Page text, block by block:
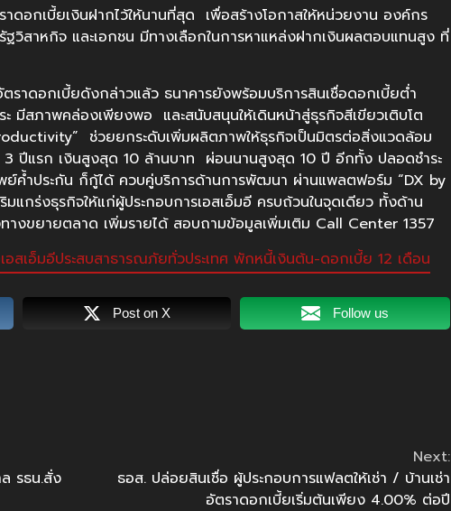
ดอกเบี้ยเงินฝากไว้ให้นานที่สุด เพื่อสร้างโอกาสให้หน่วยงาน องค์กร
สาหกิจ และเอกชน มีทางเลือกในการหาแหล่งฝากเงินผลตอบแทนสูง ที่
าดอกเบี้ยดังกล่าวแล้ว ธนาคารยังพร้อมบริการสินเชื่อดอกเบี้ยต่ำ
ะ มีสภาพคล่องเพียงพอ และสนับสนุนให้เดินหน้าสู่ธุรกิจสีเขียวเติบโต
ช่วยยกระดับเพิ่มผลิตภาพให้ธุรกิจเป็นมิตรต่อสิ่งแวดล้อม
ปีแรก เงินสูงสุด 10 ล้านบาท ผ่อนนานสูงสุด 10 ปี อีกทั้ง ปลอดชำระ
ค้ำประกัน ก็กู้ได้ ควบคู่บริการด้านการพัฒนา ผ่านแพลตฟอร์ม “DX by
แกร่งธุรกิจให้แก่ผู้ประกอบการเอสเอ็มอี ครบถ้วนในจุดเดียว ทั้งด้าน
งขยายตลาด เพิ่มรายได้ สอบถามข้อมูลเพิ่มเติม Call Center 1357
อสเอ็มอีประสบสาธารณภัยทั่วประเทศ พักหนี้เงินต้น-ดอกเบี้ย 12 เดือน
Post on X Follow us
รธน.สั่ง
Next:
ธอส. ปล่อยสินเชื่อ ผู้ประกอบการแฟลตให้เช่า / บ้านเช่า
อัตราดอกเบี้ยเริ่มต้นเพียง 4.00% ต่อปี